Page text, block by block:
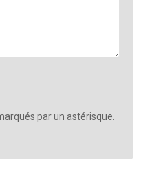
par un astérisque.